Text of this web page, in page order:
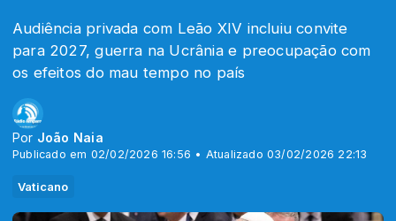
Audiência privada com Leão XIV incluiu convite
para 2027, guerra na Ucrânia e preocupação com
os efeitos do mau tempo no país
Por João Naia
Publicado em 02/02/2026 16:56 • Atualizado 03/02/2026 22:13
Vaticano